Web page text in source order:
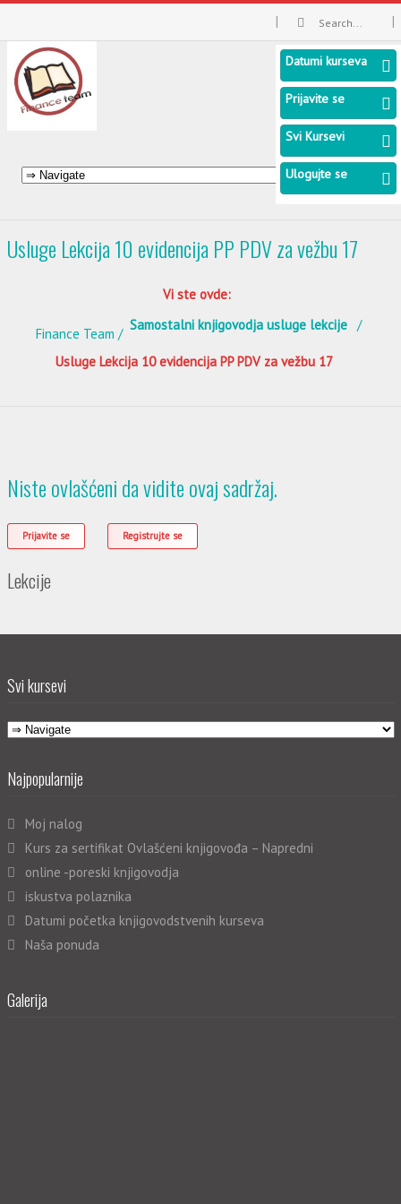
Usluge Lekcija 10 evidencija PP PDV za vežbu 17
Vi ste ovde:
Finance Team
Samostalni knjigovodja usluge lekcije
Usluge Lekcija 10 evidencija PP PDV za vežbu 17
Niste ovlašćeni da vidite ovaj sadržaj.
Prijavite se Registrujte se
Lekcije
Svi kursevi
Najpopularnije
Moj nalog
Kurs za sertifikat Ovlašćeni knjigovođa – Napredni
online -poreski knjigovodja
iskustva polaznika
Datumi početka knjigovodstvenih kurseva
Naša ponuda
Galerija
Datumi kurseva
Prijavite se
Svi Kursevi
Ulogujte se